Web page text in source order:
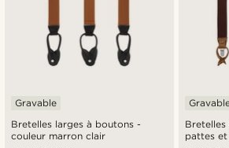
Bretelles larges à boutons -
couleur marron clair
Gravable
pattes